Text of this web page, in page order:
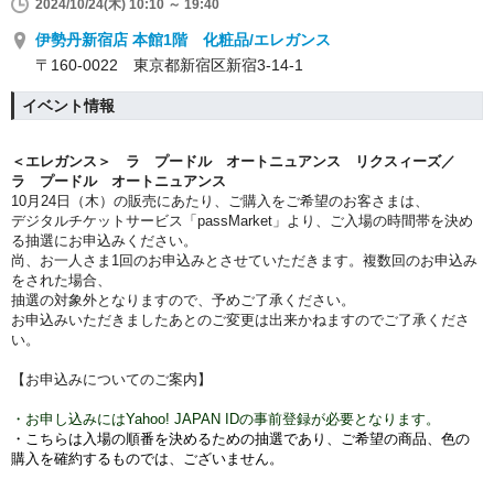
2024/10/24(木) 10:10 ～ 19:40
伊勢丹新宿店 本館1階 化粧品/エレガンス
〒160-0022 東京都新宿区新宿3-14-1
イベント情報
＜エレガンス＞ ラ プードル オートニュアンス リクスィーズ／
ラ プードル オートニュアンス
10月24 日（木） の販売にあたり、ご購入をご希望のお客さまは、
デジタルチケットサービス「passMarket」より、ご入場の時間帯を決め
る抽選にお申込みください。
尚、お一人さま1回のお申込みとさせていただきます。複数回のお申込み
をされた場合、
抽選の対象外となりますので、予めご了承ください。
お申込みいただきましたあとのご変更は出来かねますのでご了承くださ
い。
【お申込みについてのご案内】
・お申し込みにはYahoo! JAPAN IDの事前登録が必要となります。
・こちらは入場の順番を決めるための抽選であり、ご希望の商品、色の
購入を確約するものでは、ございません。